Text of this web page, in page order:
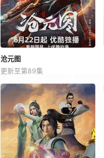
沧元图
更新至第89集